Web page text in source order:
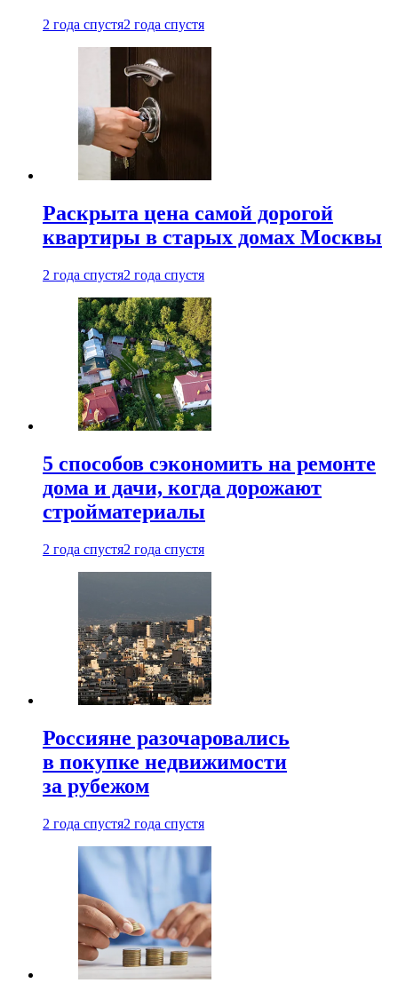
2 года спустя2 года спустя
Раскрыта цена самой дорогой
квартиры в старых домах Москвы
2 года спустя2 года спустя
5 способов сэкономить на ремонте
дома и дачи, когда дорожают
стройматериалы
2 года спустя2 года спустя
Россияне разочаровались
в покупке недвижимости
за рубежом
2 года спустя2 года спустя